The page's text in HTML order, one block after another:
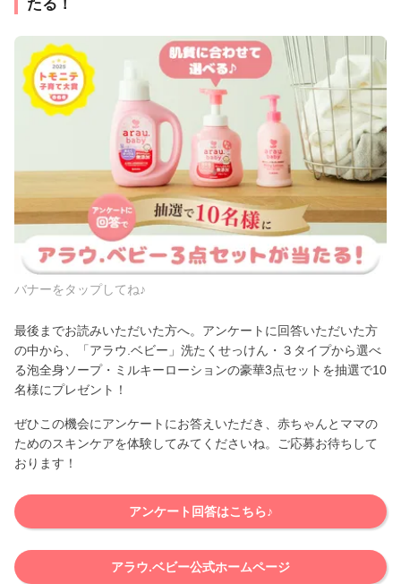
たる！
バナーをタップしてね♪
最後までお読みいただいた方へ。アンケートに回答いただいた方
の中から、「アラウ.ベビー」洗たくせっけん・３タイプから選べ
る泡全身ソープ・ミルキーローションの豪華3点セットを抽選で10
名様にプレゼント！
ぜひこの機会にアンケートにお答えいただき、赤ちゃんとママの
ためのスキンケアを体験してみてくださいね。ご応募お待ちして
おります！
アンケート回答はこちら♪
アラウ.ベビー公式ホームページ